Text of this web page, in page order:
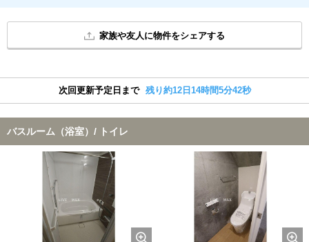
家族や友人に物件をシェアする
次回更新予定日まで 残り約12日14時間5分41秒
バスルーム（浴室）/ トイレ